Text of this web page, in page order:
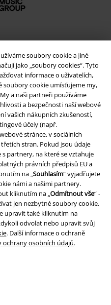
soubory cookie a jiné
jako „soubory cookies“. Tyto
informace o uživatelích,
soubory cookie umísťujeme my,
a naši partneři používáme
a bezpečnosti naší webové
vašich nákupních zkušeností,
účely (např.
stránce, v sociálních
stran. Pokud jsou údaje
s partnery, na které se vztahuje
právních předpisů EU a
na „Souhlasím“ vyjadřujete
námi a našimi partnery.
kliknutím na „Odmítnout vše“ -
jen nezbytné soubory cookie.
upravit také kliknutím na
odvolat nebo upravit svůj
. Další informace o ochraně
ochrany osobních údajů.
prostředí